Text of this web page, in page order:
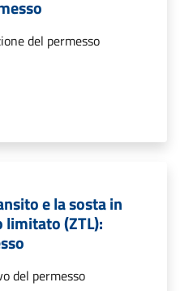
del permesso
e la sosta in
limitato (ZTL):
del permesso